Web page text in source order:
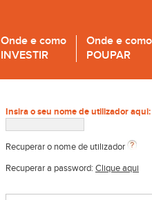
Onde e como
INVESTIR
Onde e como
POUPAR
Insira o seu nome de utilizador aqui:
Recuperar o nome de utilizador
Recuperar a password: Clique aqui